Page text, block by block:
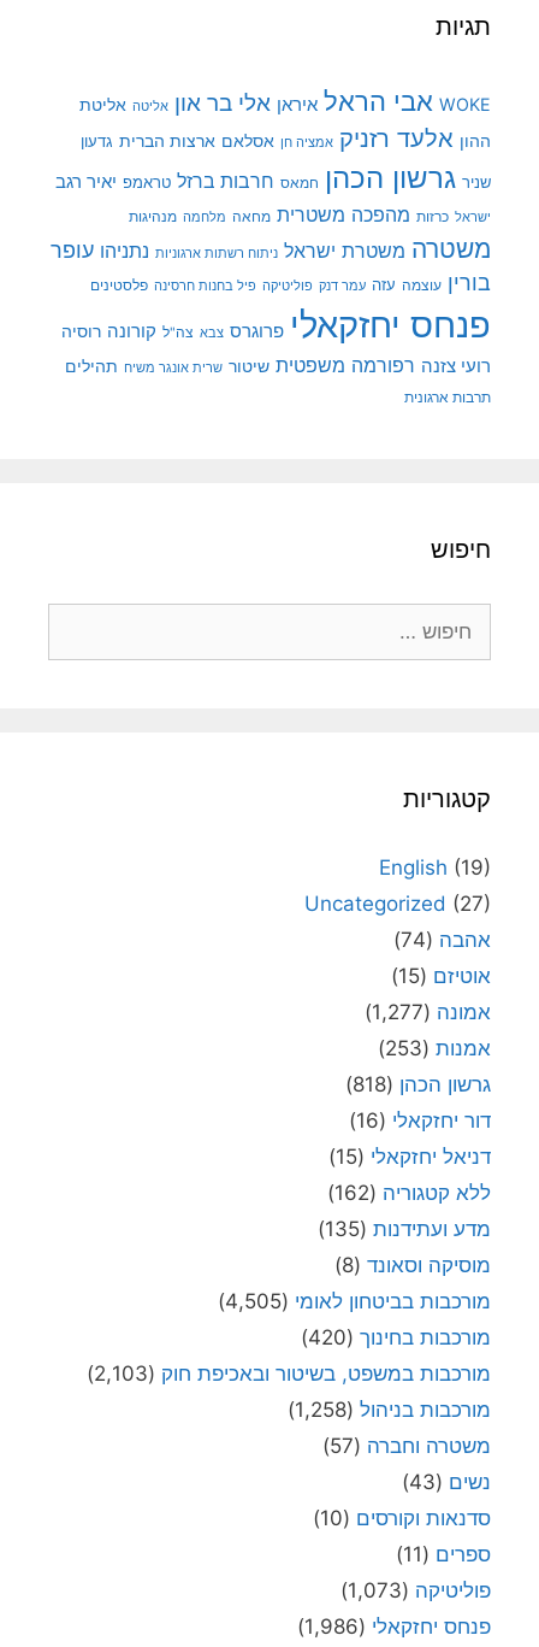
תגיות
WOKE אבי הראל איראן אלי בר און אליטה אליטת
ההון אלעד רזניק אמציה חן אסלאם ארצות הברית גדעון
שניר גרשון הכהן חמאס חרבות ברזל טראמפ יאיר רגב
ישראל כרזות מהפכה משטרית מחאה מלחמה מנהיגות
משטרה משטרת ישראל ניתוח רשתות ארגוניות נתניהו עופר
בורין עוצמה עזה עמר דנק פוליטיקה פיל בחנות חרסינה פלסטינים
פנחס יחזקאלי פרוגרס צבא צה"ל קורונה רוסיה
רועי צזנה רפורמה משפטית שיטור שרית אונגר משיח תהילים
תרבות ארגונית
חיפוש
קטגוריות
English (19)
Uncategorized (27)
אהבה (74)
אוטיזם (15)
אמונה (1,277)
אמנות (253)
גרשון הכהן (818)
דור יחזקאלי (16)
דניאל יחזקאלי (15)
ללא קטגוריה (162)
מדע ועתידנות (135)
מוסיקה וסאונד (8)
מורכבות בביטחון לאומי (4,505)
מורכבות בחינוך (420)
מורכבות במשפט, בשיטור ובאכיפת חוק (2,103)
מורכבות בניהול (1,258)
משטרה וחברה (57)
נשים (43)
סדנאות וקורסים (10)
ספרים (11)
פוליטיקה (1,073)
פנחס יחזקאלי (1,986)